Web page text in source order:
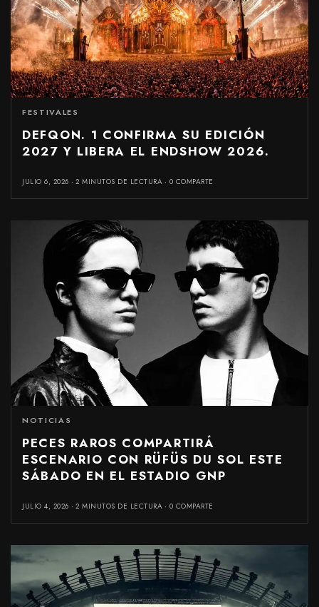
FESTIVALES
DEFQON. 1 CONFIRMA SU EDICIÓN
2027 Y LIBERA EL ENDSHOW 2026.
JULIO 6, 2026 2 MINUTOS DE LECTURA 0 COMPARTE
NOTICIAS
PECES RAROS COMPARTIRÁ
ESCENARIO CON RÜFÜS DU SOL ESTE
SÁBADO EN EL ESTADIO GNP
JULIO 4, 2026 2 MINUTOS DE LECTURA 0 COMPARTE